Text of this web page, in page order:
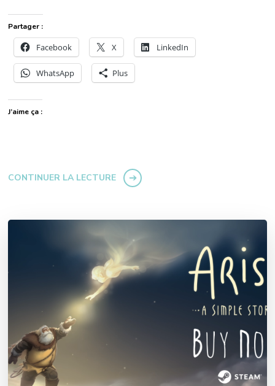
Partager :
Facebook X LinkedIn
WhatsApp Plus
J’aime ça :
CONTINUER LA LECTURE